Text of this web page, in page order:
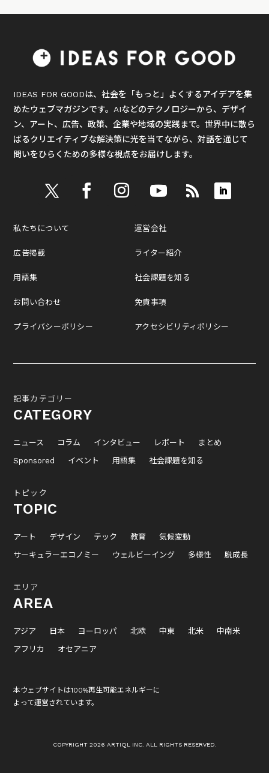
IDEAS FOR GOODは、社会を「もっと」よくするアイデアを集
めたウェブマガジンです。AIなどのテクノロジーから、デザイ
ン、アート、広告、政策、企業や地域の実践まで。世界中に散ら
ばるクリエイティブな解決策に光を当てながら、対話を通じて
問いをひらくための多様な視点をお届けします。
私たちについて
広告掲載
用語集
お問い合わせ
プライバシーポリシー
運営会社
ライター紹介
社会課題を知る
免責事項
アクセシビリティポリシー
記事カテゴリー
CATEGORY
ニュース コラム インタビュー レポート
まとめ
Sponsored
イベント 用語集 社会課題を知る
トピック
TOPIC
アート デザイン テック 教育
気候変動
サーキュラーエコノミー
ウェルビーイング 多様性 脱成長
エリア
AREA
アジア 日本 ヨーロッパ 北欧 中東 北米
中南米
アフリカ
オセアニア
本ウェブサイトは100%再生可能エネルギーに
よって運営されています。
COPYRIGHT 2026 ARTIQL INC. ALL RIGHTS RESERVED.